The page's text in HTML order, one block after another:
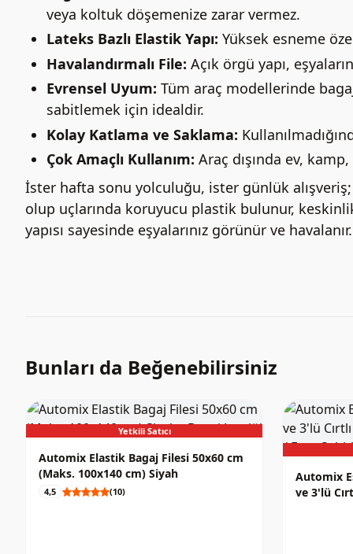
veya koltuk döşemenize zarar vermez.
Lateks Bazlı Elastik Yapı: Yüksek esneme
Havalandırmalı File: Açık örgü yapı,
Evrensel Uyum: Tüm araç modellerinde
sabitlemek için idealdir.
Kolay Katlama ve Saklama:
Çok Amaçlı Kullanım: Araç dışında ev,
İster hafta sonu yolculuğu, ister günlük
olup uçlarında koruyucu plastik bulunur,
yapısı sayesinde eşyalarınız görünür ve
Bunları da Beğenebilirsiniz
Yetkili Satıcı
Automix Elastik Bagaj Filesi 50x60 cm
(Maks. 100x140 cm) Siyah
4,5 (10)
Automix
ve 3'lü